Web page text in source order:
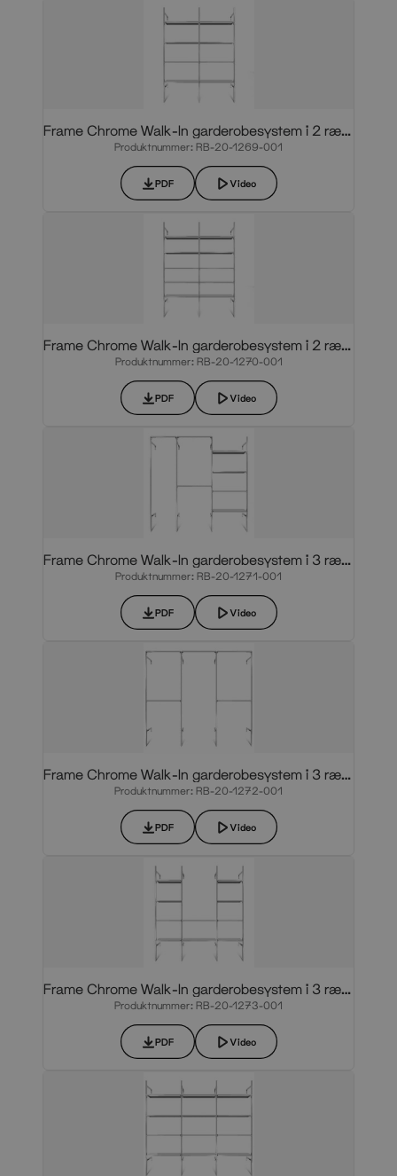
Frame Chrome Walk-In garderobesystem i 2 rækker
Produktnummer: RB-20-1269-001
PDF Video
Frame Chrome Walk-In garderobesystem i 2 rækker
Produktnummer: RB-20-1270-001
PDF Video
Frame Chrome Walk-In garderobesystem i 3 rækker
Produktnummer: RB-20-1271-001
PDF Video
Frame Chrome Walk-In garderobesystem i 3 rækker
Produktnummer: RB-20-1272-001
PDF Video
Frame Chrome Walk-In garderobesystem i 3 rækker
Produktnummer: RB-20-1273-001
PDF Video